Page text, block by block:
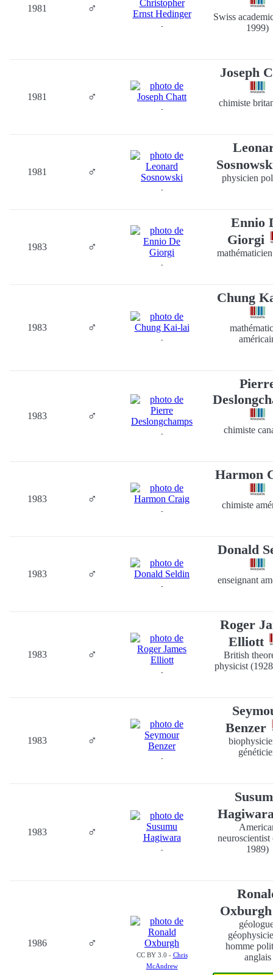
1981 ♂
-
Swiss
1999)
1981 ♂
-
Joseph
chimiste
1981 ♂
-
physicien
1983 ♂
-
Ennio
Giorgi
1983 ♂
-
Chung
1983 ♂
- chimiste
1983 ♂
-
Harmon
chimiste
1983 ♂
-
Donald
enseignant
1983 ♂
-
Roger
Elliott
British
physicist
1983 ♂
-
Benzer
1983 ♂
-
neuroscientist
1989)
1986 ♂
CC BY 3.0 - Chris
McAndrew
homme
anglais